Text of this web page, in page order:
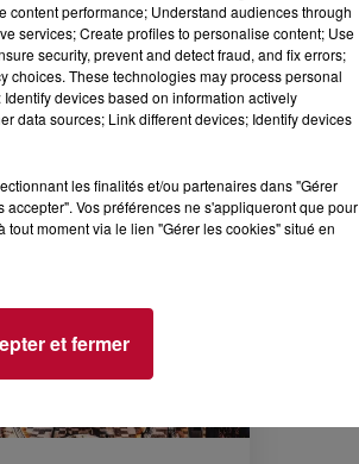
Voir plus
performance; Understand audiences through
services; Create profiles to personalise content; Use
security, prevent and detect fraud, and fix errors;
choices. These technologies may process personal
devices based on information actively
data sources; Link different devices; Identify devices
les finalités et/ou partenaires dans "Gérer
Vos préférences ne s'appliqueront que pour
moment via le lien "Gérer les cookies" situé en
et fermer